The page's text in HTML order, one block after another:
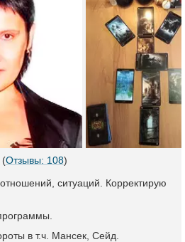
(Отзывы: 108)
ситуаций. Корректирую
в т.ч. Мансек, Сейд.